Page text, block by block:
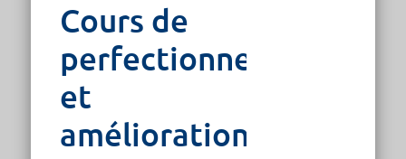
Cours de
perfectionnement
et
amélioration